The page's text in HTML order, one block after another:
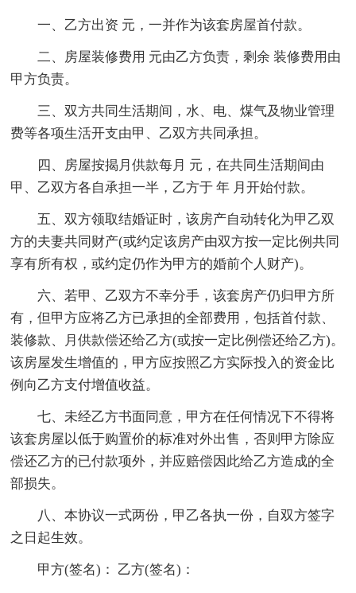
一、乙方出资 元，一并作为该套房屋首付款。
二、房屋装修费用 元由乙方负责，剩余 装修费用由
甲方负责。
三、双方共同生活期间，水、电、煤气及物业管理
费等各项生活开支由甲、乙双方共同承担。
四、房屋按揭月供款每月 元，在共同生活期间由
甲、乙双方各自承担一半，乙方于 年 月开始付款。
五、双方领取结婚证时，该房产自动转化为甲乙双
方的夫妻共同财产(或约定该房产由双方按一定比例共同
享有所有权，或约定仍作为甲方的婚前个人财产)。
六、若甲、乙双方不幸分手，该套房产仍归甲方所
有，但甲方应将乙方已承担的全部费用，包括首付款、
装修款、月供款偿还给乙方(或按一定比例偿还给乙方)。
该房屋发生增值的，甲方应按照乙方实际投入的资金比
例向乙方支付增值收益。
七、未经乙方书面同意，甲方在任何情况下不得将
该套房屋以低于购置价的标准对外出售，否则甲方除应
偿还乙方的已付款项外，并应赔偿因此给乙方造成的全
部损失。
八、本协议一式两份，甲乙各执一份，自双方签字
之日起生效。
甲方(签名)： 乙方(签名)：